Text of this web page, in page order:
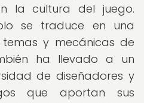
la cultura del juego.
se traduce en una
y mecánicas de
ha llevado a un
de diseñadores y
que aportan sus